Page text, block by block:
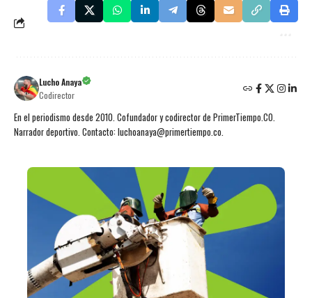
Lucho Anaya
Codirector
En el periodismo desde 2010. Cofundador y codirector de PrimerTiempo.CO.
Narrador deportivo. Contacto: luchoanaya@primertiempo.co.